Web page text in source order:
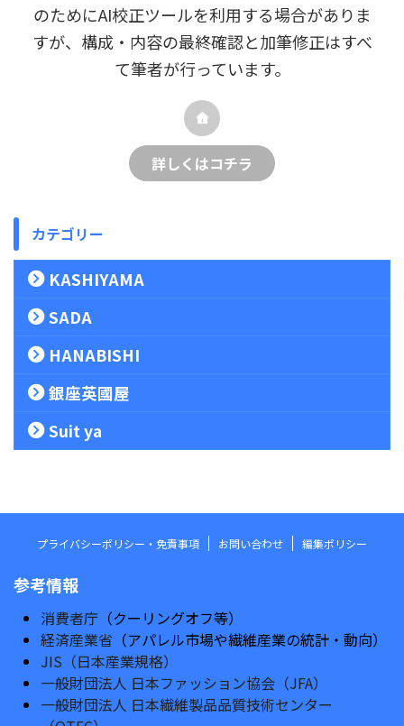
のためにAI校正ツールを利用する場合がありま
すが、構成・内容の最終確認と加筆修正はすべ
て筆者が行っています。
詳しくはコチラ
カテゴリー
KASHIYAMA
SADA
HANABISHI
銀座英國屋
Suit ya
プライバシーポリシー・免責事項 お問い合わせ 編集ポリシー
参考情報
消費者庁 （クーリングオフ等）
経済産業省 （アパレル市場や繊維産業の統計・動向）
JIS（日本産業規格）
一般財団法人 日本ファッション協会（JFA）
一般財団法人 日本繊維製品品質技術センター